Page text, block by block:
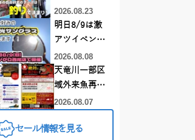
釣りデビュー
2026.08.23
明日8/9は激
アツイベント
日！！！～オ
ーダー偏光グ
ラス受注会～
2026.08.08
天竜川一部区
域外来魚再放
流禁止となり
2026.08.07
セール情報を見る